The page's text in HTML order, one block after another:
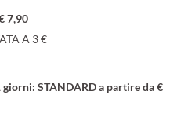
7,90
A 3 €
giorni: STANDARD a partire da €